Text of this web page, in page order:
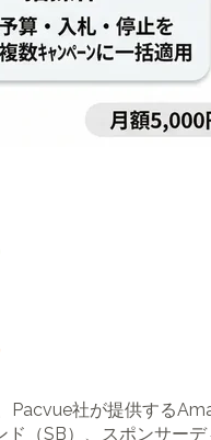
Pacvue社が提供する
ド（SB）、スポンサーデ